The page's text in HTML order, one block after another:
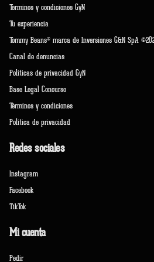
Terminos y condiciones GyN
Tu experiencia
Tommy Beans® marca de Inversiones G&N SpA
Canal de denuncias
Políticas de privacidad GyN
Base Legal Concurso
Términos y condiciones
Política de privacidad
Redes sociales
Instagram
Facebook
TikTok
Mi cuenta
Pedir